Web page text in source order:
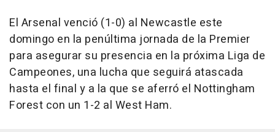
El Arsenal venció (1-0) al Newcastle este
domingo en la penúltima jornada de la Premier
para asegurar su presencia en la próxima Liga de
Campeones, una lucha que seguirá atascada
hasta el final y a la que se aferró el Nottingham
Forest con un 1-2 al West Ham.